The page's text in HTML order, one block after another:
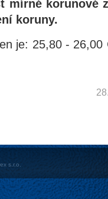
mírné korunové
koruny.
je: 25,80 -
s.r.o.